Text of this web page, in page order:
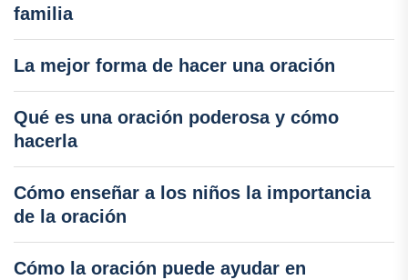
familia
La mejor forma de hacer una oración
Qué es una oración poderosa y cómo
hacerla
Cómo enseñar a los niños la importancia
de la oración
Cómo la oración puede ayudar en